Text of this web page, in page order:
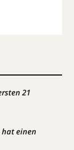
21
hat einen